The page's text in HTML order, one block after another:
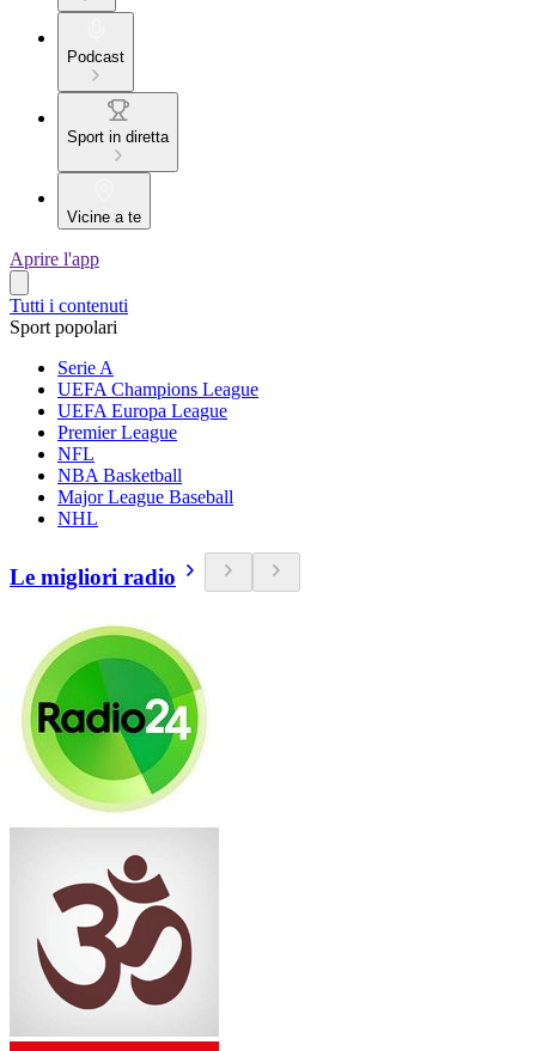
Podcast
Sport in diretta
Vicine a te
Aprire l'app
Tutti i contenuti
Sport popolari
Serie A
UEFA Champions League
UEFA Europa League
Premier League
NFL
NBA Basketball
Major League Baseball
NHL
Le migliori radio